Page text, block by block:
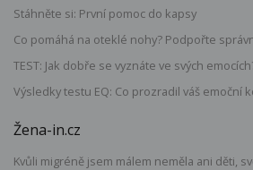
Stáhněte si: První pomoc do kapsy
Co pomáhá na oteklé nohy? Podpořte
TEST: Jak dobře se vyznáte ve svých
Výsledky testu EQ: Co prozradil váš emoční
Žena-in.cz
Kvůli migréně jsem málem neměla ani děti,